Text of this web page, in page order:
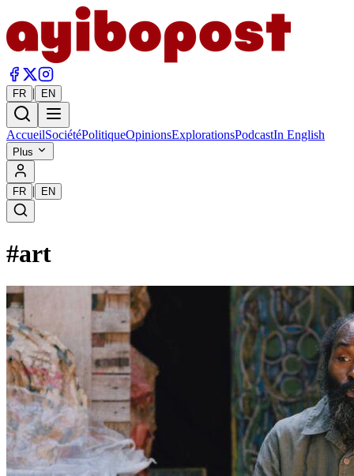
FR | EN
AccueilSociétéPolitiqueOpinionsExplorationsPodcastIn English
Plus
FR | EN
#art